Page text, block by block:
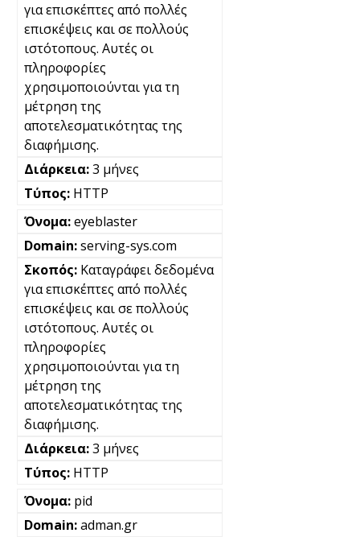
για επισκέπτες από πολλές
επισκέψεις και σε πολλούς
ιστότοπους. Αυτές οι
πληροφορίες
χρησιμοποιούνται για τη
μέτρηση της
αποτελεσματικότητας της
διαφήμισης.
3 μήνες
HTTP
eyeblaster
serving-sys.com
Καταγράφει δεδομένα
για επισκέπτες από πολλές
επισκέψεις και σε πολλούς
ιστότοπους. Αυτές οι
πληροφορίες
χρησιμοποιούνται για τη
μέτρηση της
αποτελεσματικότητας της
διαφήμισης.
3 μήνες
HTTP
pid
adman.gr